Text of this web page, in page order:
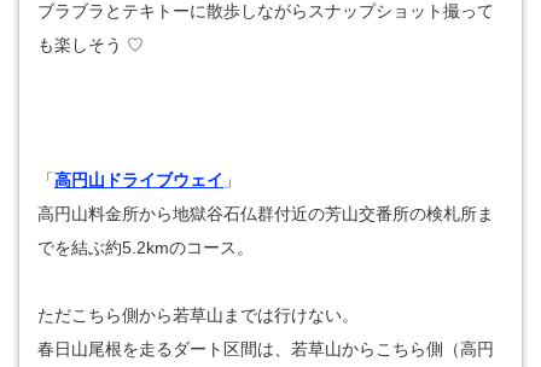
ブラブラとテキトーに散歩しながらスナップショット撮って
も楽しそう ♡
「高円山ドライブウェイ 」
高円山料金所から地獄谷石仏群付近の芳山交番所の検札所ま
でを結ぶ約5.2kmのコース。
ただこちら側から若草山までは行けない。
春日山尾根を走るダート区間は、若草山からこちら側（高円